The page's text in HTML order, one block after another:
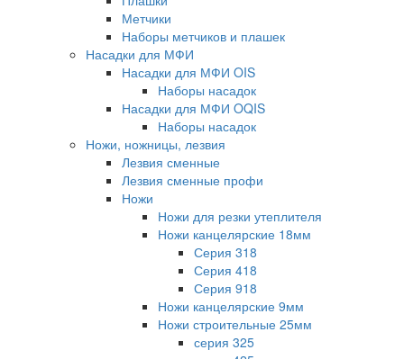
Метчики
Наборы метчиков и плашек
Насадки для МФИ
Насадки для МФИ OIS
Наборы насадок
Насадки для МФИ OQIS
Наборы насадок
Ножи, ножницы, лезвия
Лезвия сменные
Лезвия сменные профи
Ножи
Ножи для резки утеплителя
Ножи канцелярские 18мм
Серия 318
Серия 418
Серия 918
Ножи канцелярские 9мм
Ножи строительные 25мм
серия 325